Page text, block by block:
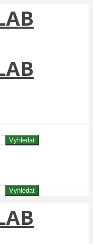
Vyhledat
Vyhledat